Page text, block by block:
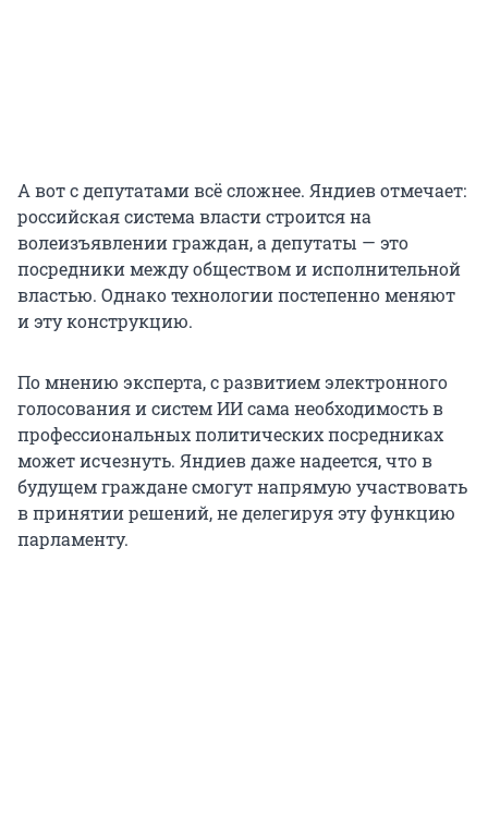
А вот с депутатами всё сложнее. Яндиев отмечает:
российская система власти строится на
волеизъявлении граждан, а депутаты — это
посредники между обществом и исполнительной
властью. Однако технологии постепенно меняют
и эту конструкцию.
По мнению эксперта, с развитием электронного
голосования и систем ИИ сама необходимость в
профессиональных политических посредниках
может исчезнуть. Яндиев даже надеется, что в
будущем граждане смогут напрямую участвовать
в принятии решений, не делегируя эту функцию
парламенту.